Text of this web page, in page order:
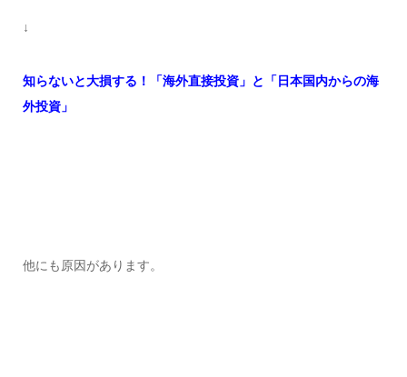
↓
知らないと大損する！「海外直接投資」と「日本国内からの海
外投資」
他にも原因があります。